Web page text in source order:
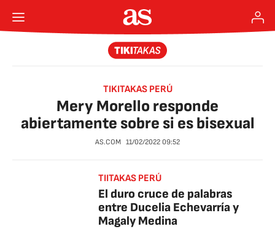
TIKITAKAS PERÚ
Mery Morello responde
abiertamente sobre si es bisexual
AS.COM 11/02/2022 09:52
TIITAKAS PERÚ
El duro cruce de palabras
entre Ducelia Echevarría y
Magaly Medina